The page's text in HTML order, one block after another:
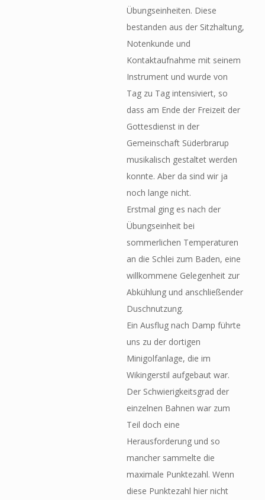
Übungseinheiten. Diese
bestanden aus der Sitzhaltung,
Notenkunde und
Kontaktaufnahme mit seinem
Instrument und wurde von
Tag zu Tag intensiviert, so
dass am Ende der Freizeit der
Gottesdienst in der
Gemeinschaft Süderbrarup
musikalisch gestaltet werden
konnte. Aber da sind wir ja
noch lange nicht.
Erstmal ging es nach der
Übungseinheit bei
sommerlichen Temperaturen
an die Schlei zum Baden, eine
willkommene Gelegenheit zur
Abkühlung und anschließender
Duschnutzung.
Ein Ausflug nach Damp führte
uns zu der dortigen
Minigolfanlage, die im
Wikingerstil aufgebaut war.
Der Schwierigkeitsgrad der
einzelnen Bahnen war zum
Teil doch eine
Herausforderung und so
mancher sammelte die
maximale Punktezahl. Wenn
diese Punktezahl hier nicht